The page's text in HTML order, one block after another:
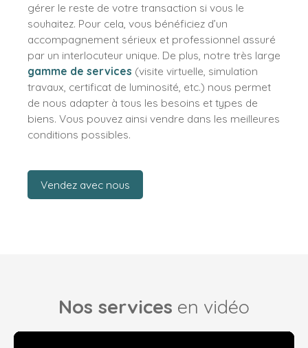
gérer le reste de votre transaction si vous le
souhaitez. Pour cela, vous bénéficiez d’un
accompagnement sérieux et professionnel assuré
par un interlocuteur unique. De plus, notre très large
gamme de services (visite virtuelle, simulation
travaux, certificat de luminosité, etc.) nous permet
de nous adapter à tous les besoins et types de
biens. Vous pouvez ainsi vendre dans les meilleures
conditions possibles.
Vendez avec nous
Nos services en vidéo